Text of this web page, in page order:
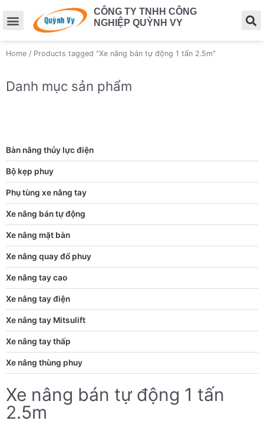
CÔNG TY TNHH CÔNG
NGHIỆP QUỲNH VY
Home / Products tagged “Xe nâng bán tự động 1 tấn 2.5m”
Danh mục sản phẩm
Bàn nâng thủy lực điện
Bộ kẹp phuy
Phụ tùng xe nâng tay
Xe nâng bán tự động
Xe nâng mặt bàn
Xe nâng quay đổ phuy
Xe nâng tay cao
Xe nâng tay điện
Xe nâng tay Mitsulift
Xe nâng tay thấp
Xe nâng thùng phuy
Xe nâng bán tự động 1 tấn
2.5m